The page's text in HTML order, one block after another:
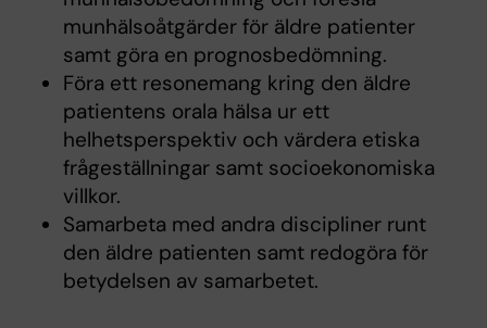
munhälsoåtgärder för äldre patienter
samt göra en prognosbedömning.
Föra ett resonemang kring den äldre
patientens orala hälsa ur ett
helhetsperspektiv och värdera etiska
frågeställningar samt socioekonomiska
villkor.
Samarbeta med andra discipliner runt
den äldre patienten samt redogöra för
betydelsen av samarbetet.